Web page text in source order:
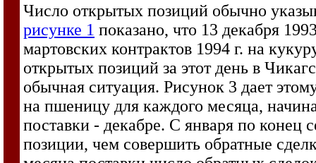
Число открытых позиций обычно
рисунке 1 показано, что 13 декабря
мартовских контрактов 1994 г. на
открытых позиций за этот день в
обычная ситуация. Рисунок 3 дает
на пшеницу для каждого месяца,
поставки - декабре. С января по конец
позиции, чем совершить обратные